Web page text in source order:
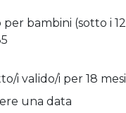
bambini (sotto i 12
i valido/i per 18 mesi
una data